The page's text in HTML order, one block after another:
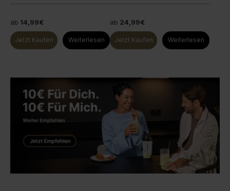
ab 14,99€
Jetzt Kaufen Weiterlesen
ab 24,99€
Jetzt Kaufen Weiterlesen